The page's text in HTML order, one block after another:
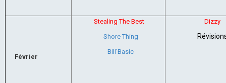
Février
Stealing The Best
Shore Thing
Bill'Basic
Dizzy